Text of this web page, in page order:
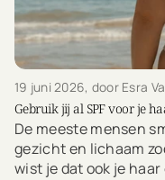
19 juni 2026, door Esra
Gebruik jij al SPF voor je
De meeste mensen
gezicht en lichaam
wist je dat ook je haar